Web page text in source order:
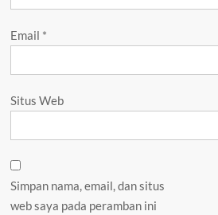
Email *
Situs Web
Simpan nama, email, dan situs
web saya pada peramban ini